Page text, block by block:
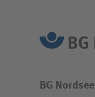
BG Nordsee